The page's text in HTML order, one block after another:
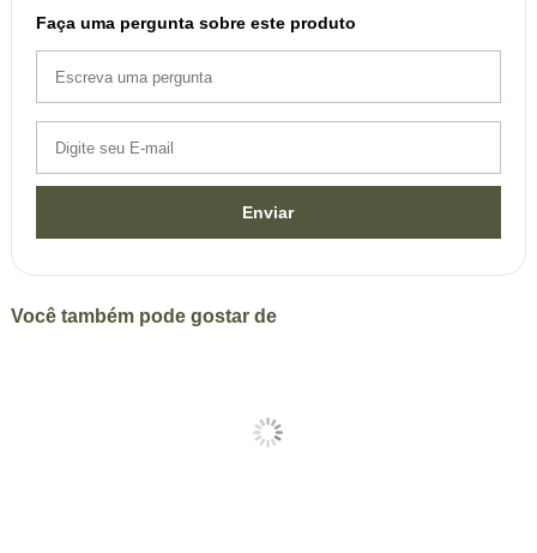
Faça uma pergunta sobre este produto
Enviar
Você também pode gostar de